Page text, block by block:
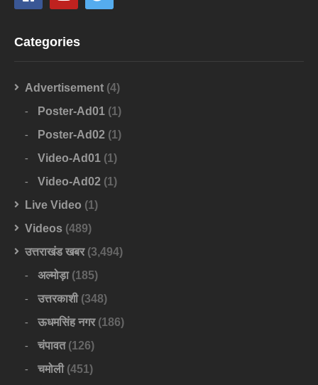
Categories
Advertisement (4)
Poster-Ad01 (1)
Poster-Ad02 (1)
Video-Ad01 (1)
Video-Ad02 (1)
Live Video (1)
Videos (489)
उत्तराखंड खबर(3,494)
अल्मोड़ा(185)
उत्तरकाशी(348)
ऊधमसिंह नगर(186)
चंपावत(126)
चमोली(451)